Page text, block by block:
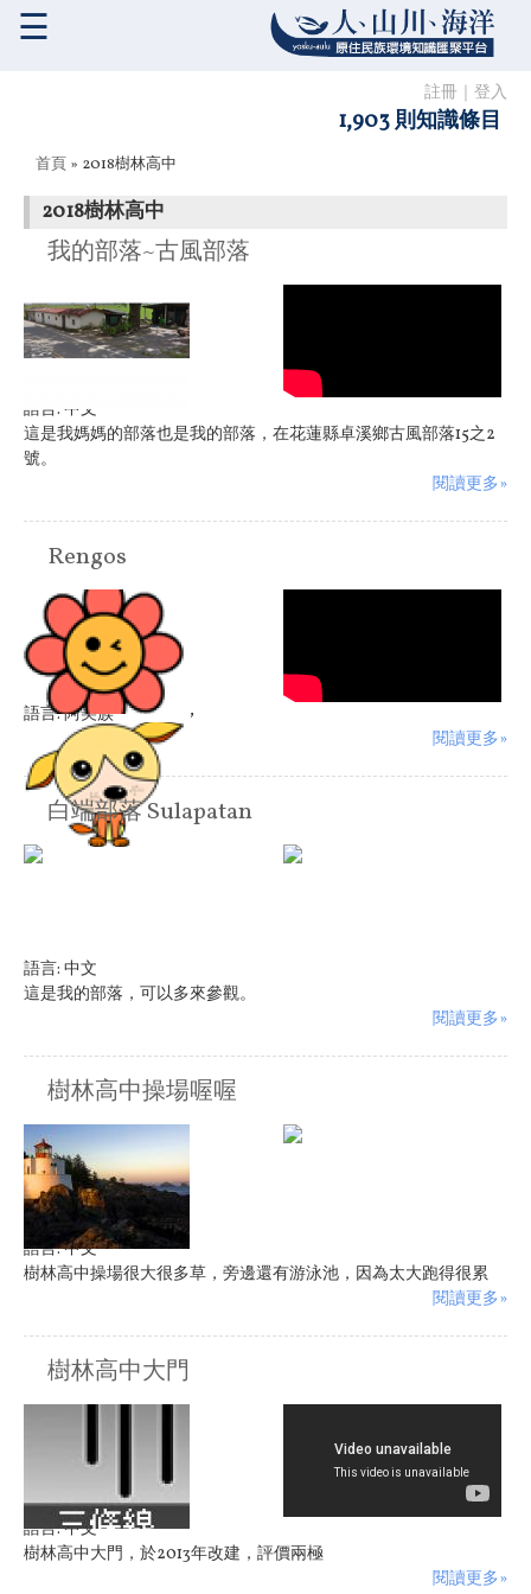
註冊 登入
1,903 則知識條目
☰
您在這裡
首頁 » 2018樹林高中
2018樹林高中
我的部落~古風部落
語言: 中文
這是我媽媽的部落也是我的部落，在花蓮縣卓溪鄉古風部落15之2
號。
閱讀更多»
Rengos
,
語言:阿美族
閱讀更多»
白端部落 Sulapatan
語言: 中文
這是我的部落，可以多來參觀。
閱讀更多»
樹林高中操場喔喔
語言:中文
樹林高中操場很大很多草，旁邊還有游泳池，因為太大跑得很累
閱讀更多»
樹林高中大門
語言:中文
樹林高中大門，於2013年改建，評價兩極
閱讀更多»